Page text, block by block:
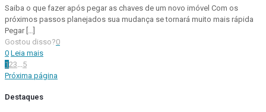
Saiba o que fazer após pegar as chaves de um novo imóvel Com os
próximos passos planejados sua mudança se tornará muito mais rápida
Pegar[…]
Gostou disso?0
0 Leia mais
123
5
Próxima página
Destaques